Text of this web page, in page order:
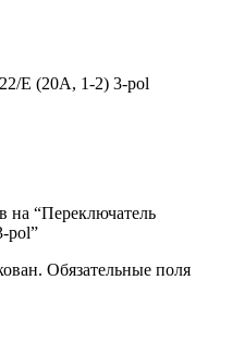
E (20А, 1-2) 3-pol
на “Переключатель
pol”
Обязательные поля